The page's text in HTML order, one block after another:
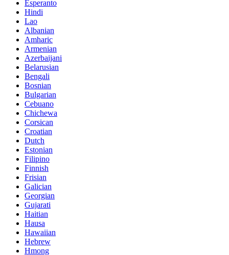
Esperanto
Hindi
Lao
Albanian
Amharic
Armenian
Azerbaijani
Belarusian
Bengali
Bosnian
Bulgarian
Cebuano
Chichewa
Corsican
Croatian
Dutch
Estonian
Filipino
Finnish
Frisian
Galician
Georgian
Gujarati
Haitian
Hausa
Hawaiian
Hebrew
Hmong